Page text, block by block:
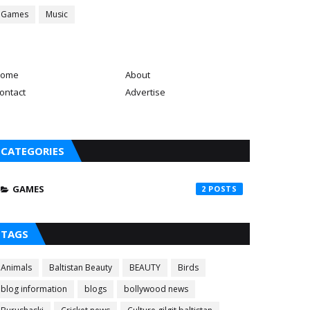
Games Music
About
Advertise
CATEGORIES
GAMES 2
TAGS
Animals Baltistan Beauty BEAUTY
Birds
blog information
blogs
bollywood news